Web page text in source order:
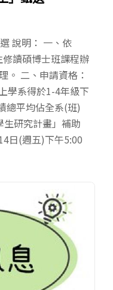
說明： 一、依
修讀碩博士班課程辦
。 二、申請資格：
學系得於1-4年級下
總平均佔全系(班)
研究計畫」補助
日(週五)下午5:00